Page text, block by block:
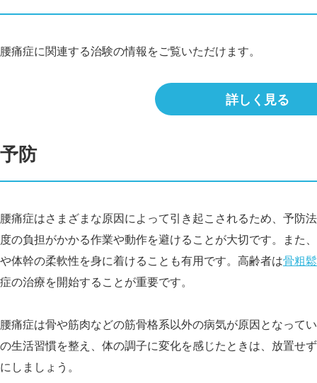
腰痛症に関連する治験の情報をご覧いただけます。
詳しく見る
予防
腰痛症はさまざまな原因によって引き起こされるため、予防
度の負担がかかる作業や動作を避けることが大切です。また
や体幹の柔軟性を身に着けることも有用です。高齢者は骨粗
症の治療を開始することが重要です。
腰痛症は骨や筋肉などの筋骨格系以外の病気が原因となって
の生活習慣を整え、体の調子に変化を感じたときは、放置せ
にしましょう。